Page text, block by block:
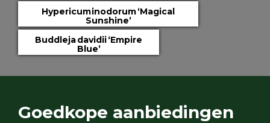
Hypericum inodorum ‘Magical
Sunshine’
Buddleja davidii ‘Empire
Blue’
Goedkope aanbiedingen